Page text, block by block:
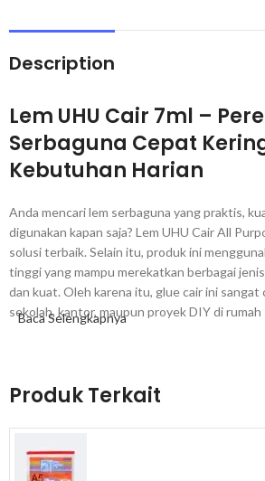
Description
Lem UHU Cair 7ml –
Serbaguna Cepat
Kebutuhan Harian
Anda mencari lem serbaguna yang praktis,
digunakan kapan saja? Lem UHU Cair All
solusi terbaik. Selain itu, produk ini
tinggi yang mampu merekatkan berbagai
dan kuat. Oleh karena itu, glue cair ini
sekolah, kantor, maupun proyek DIY di rumah
Lem UHU Cair hadir dengan botol kecil yang
Dengan demikian, Anda bisa menghasilkan
rapi tanpa berantakan atau mengotori area
Baca Selengkapnya
Produk Terkait